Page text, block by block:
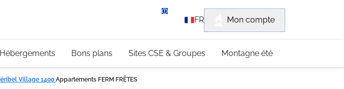
+33 (0)4 79 96 30 69
FR Mon compte
Hébergements Bons plans Sites CSE & Groupes Montagne été
Village 1400 Appartements FERM FRÊTES